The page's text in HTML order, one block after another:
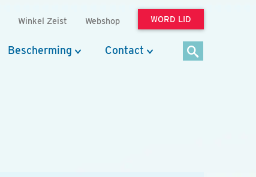
Winkel Zeist Webshop WORD LID
Bescherming Contact